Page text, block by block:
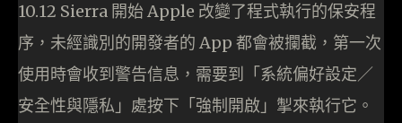
10.12 Sierra 開始 Apple 改變了程式執行的保安程
序，未經識別的開發者的 App 都會被攔截，第一次
使用時會收到警告信息，需要到「系統偏好設定／
安全性與隱私」處按下「強制開啟」掣來執行它。